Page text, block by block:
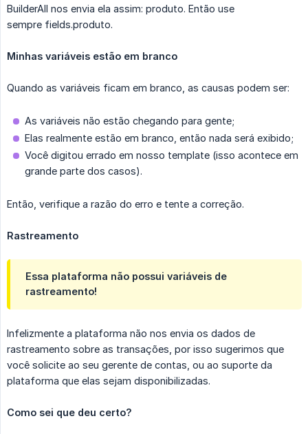
BuilderAll nos envia ela assim: produto. Então use
sempre fields.produto.
Minhas variáveis estão em branco
Quando as variáveis ficam em branco, as causas podem ser:
As variáveis não estão chegando para gente;
Elas realmente estão em branco, então nada será exibido;
Você digitou errado em nosso template (isso acontece em
grande parte dos casos).
Então, verifique a razão do erro e tente a correção.
Rastreamento
Essa plataforma não possui variáveis de
rastreamento!
Infelizmente a plataforma não nos envia os dados de
rastreamento sobre as transações, por isso sugerimos que
você solicite ao seu gerente de contas, ou ao suporte da
plataforma que elas sejam disponibilizadas.
Como sei que deu certo?